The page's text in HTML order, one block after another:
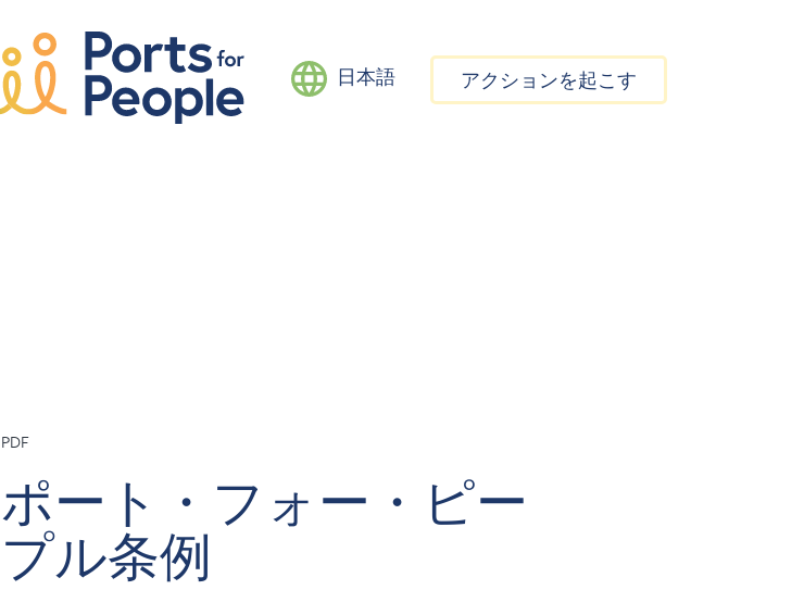
日本語 アクションを起こす
PDF
ポート・フォー・ピー
プル条例